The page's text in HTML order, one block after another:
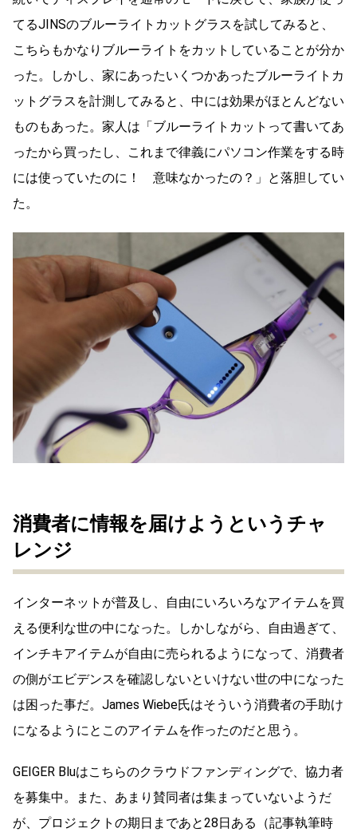
てるJINSのブルーライトカットグラスを試してみると、
こちらもかなりブルーライトをカットしていることが分か
った。しかし、家にあったいくつかあったブルーライトカ
ットグラスを計測してみると、中には効果がほとんどない
ものもあった。家人は「ブルーライトカットって書いてあ
ったから買ったし、これまで律義にパソコン作業をする時
には使っていたのに！ 意味なかったの？」と落胆してい
た。
消費者に情報を届けようというチャ
レンジ
インターネットが普及し、自由にいろいろなアイテムを買
える便利な世の中になった。しかしながら、自由過ぎて、
インチキアイテムが自由に売られるようになって、消費者
の側がエビデンスを確認しないといけない世の中になった
は困った事だ。James Wiebe氏はそういう消費者の手助け
になるようにとこのアイテムを作ったのだと思う。
GEIGER Bluはこちらのクラウドファンディングで、協力者
を募集中。また、あまり賛同者は集まっていないようだ
が、プロジェクトの期日まであと28日ある（記事執筆時